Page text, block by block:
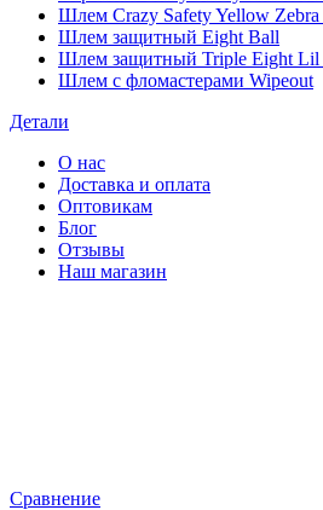
Шлем Crazy Safety Yellow Zebra
Шлем защитный Eight Ball
Шлем защитный Triple Eight Lil
Шлем с фломастерами Wipeout
Детали
О нас
Доставка и оплата
Оптовикам
Блог
Отзывы
Наш магазин
Сравнение